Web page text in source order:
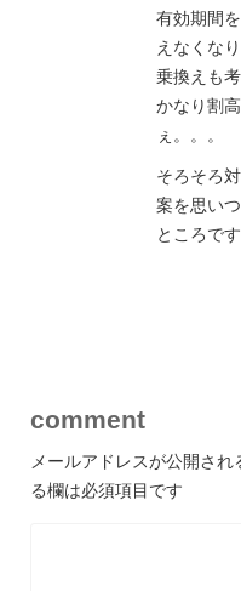
有効期間
えなくなり
乗換えも
かなり割
ぇ。。。
そろそろ
案を思い
ところです
comment
メールアドレスが公開され
る欄は必須項目です